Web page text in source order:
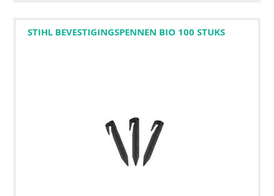
STIHL BEVESTIGINGSPENNEN BIO 100 STUKS